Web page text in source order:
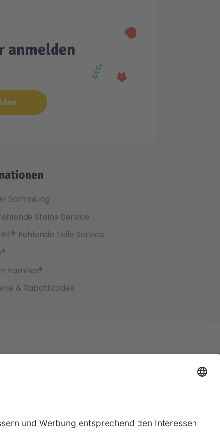
anmelden
Sammlung
Steine Service
Fehlende Teile Service
Families®
& Rabattcodes